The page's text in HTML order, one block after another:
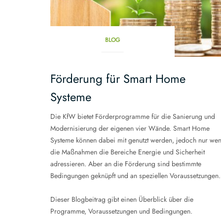
BLOG
Förderung für Smart Home
Systeme
Die KfW bietet Förderprogramme für die Sanierung und
Modernisierung der eigenen vier Wände. Smart Home
Systeme können dabei mit genutzt werden, jedoch nur
die Maßnahmen die Bereiche Energie und Sicherheit
adressieren. Aber an die Förderung sind bestimmte
Bedingungen geknüpft und an speziellen Voraussetzungen.
Dieser Blogbeitrag gibt einen Überblick über die
Programme, Voraussetzungen und Bedingungen.